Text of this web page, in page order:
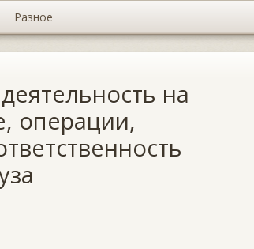
Разное
на
операции,